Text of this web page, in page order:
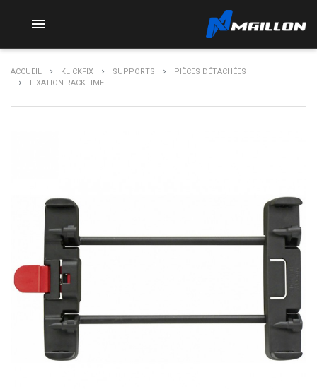

ACCUEIL KLICKFIX SUPPORTS
PIÈCES DÉTACHÉES
FIXATION RACKTIME